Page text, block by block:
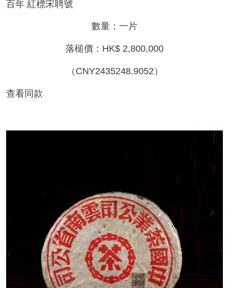
百年 紅標宋聘號
數量：一片
落槌價：HK$ 2,800,000
（CNY2435248.9052）
查看同款